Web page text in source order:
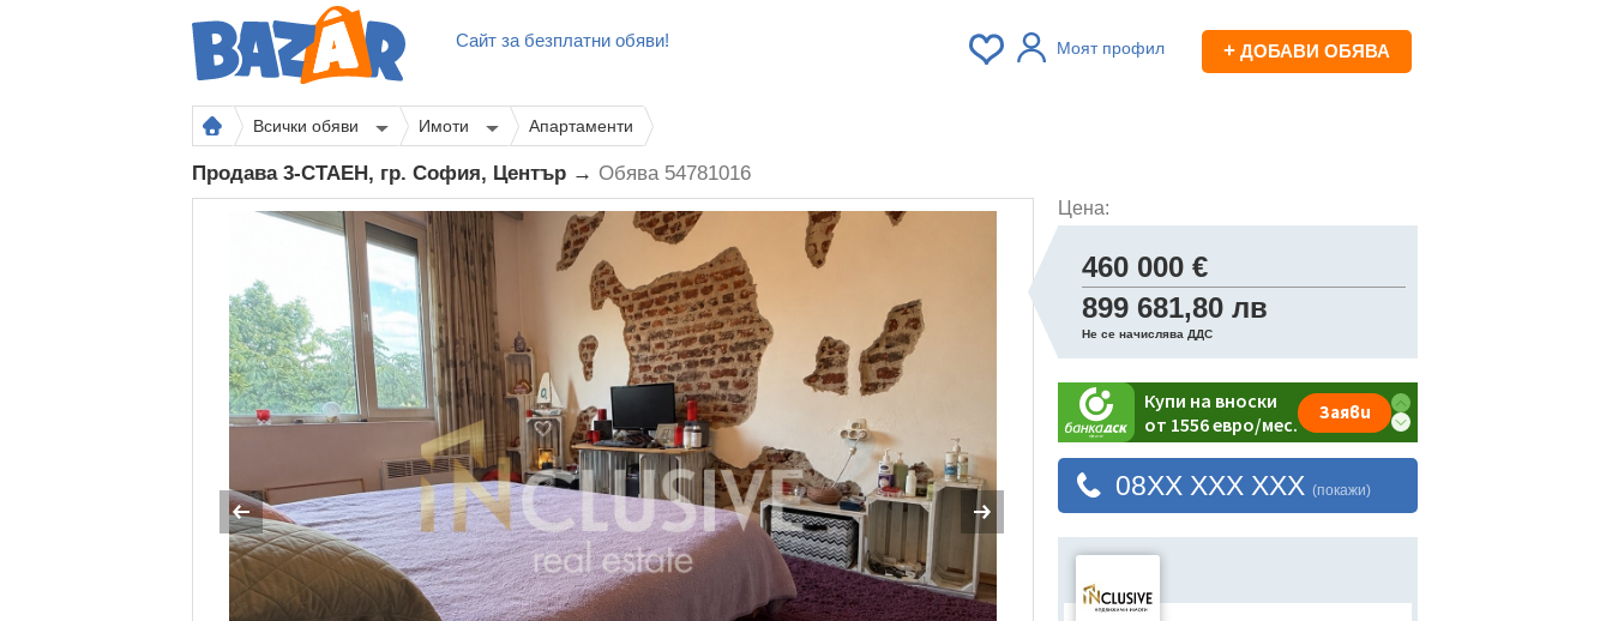
Сайт за безплатни обяви! Моят профил + ДОБАВИ ОБЯВА
Всички обяви Имоти Апартаменти
Продава 3-СТАЕН, гр. София, Център → Обява 54781016
Цена:
460 000 €
899 681,80 лв
Не се начислява ДДС
08XX XXX XXX (покажи)